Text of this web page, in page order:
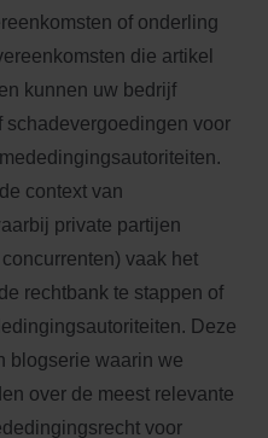
of onderling
die artikel
kunnen uw bedrijf
schadevergoedingen voor
context van
private partijen
vaak het
rechtbank te stappen of
Deze
blogserie waarin we
over de meest relevante
voor